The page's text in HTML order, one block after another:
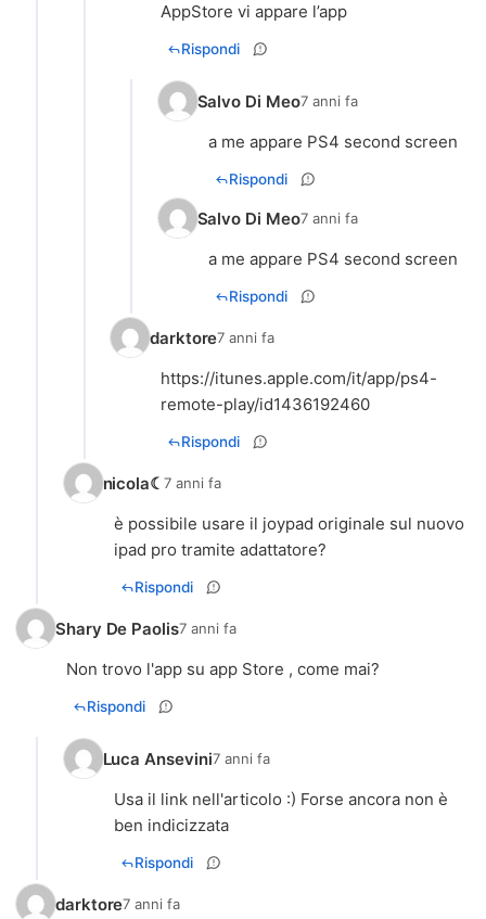
AppStore vi appare l’app
Rispondi
Salvo Di Meo7 anni fa
a me appare PS4 second screen
Rispondi
Salvo Di Meo7 anni fa
a me appare PS4 second screen
Rispondi
darktore7 anni fa
https://itunes.apple.com/it/app/ps4-
remote-play/id1436192460
Rispondi
nicola☾ 7 anni fa
è possibile usare il joypad originale sul nuovo
ipad pro tramite adattatore?
Rispondi
Shary De Paolis7 anni fa
Non trovo l'app su app Store , come mai?
Rispondi
Luca Ansevini7 anni fa
Usa il link nell'articolo :) Forse ancora non è
ben indicizzata
Rispondi
darktore7 anni fa